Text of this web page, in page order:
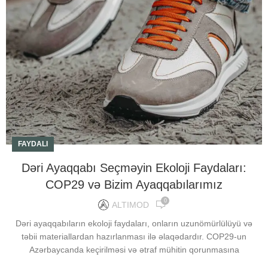
FAYDALI
Dəri Ayaqqabı Seçməyin Ekoloji Faydaları:
COP29 və Bizim Ayaqqabılarımız
ALTIMOD 0
Dəri ayaqqabıların ekoloji faydaları, onların uzunömürlülüyü və
təbii materiallardan hazırlanması ilə əlaqədardır. COP29-un
Azərbaycanda keçirilməsi və ətraf mühitin qorunmasına